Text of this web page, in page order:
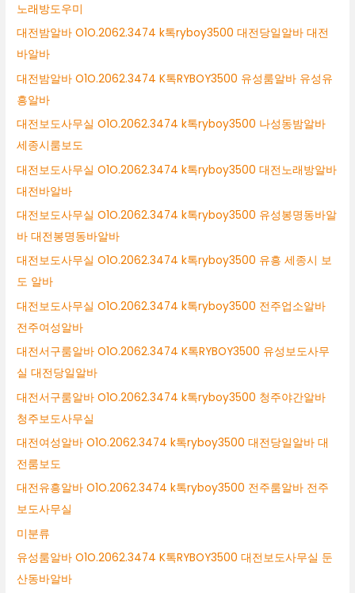
노래방도우미
대전밤알바 O1O.2062.3474 k톡ryboy3500 대전당일알바 대전
바알바
대전밤알바 O1O.2062.3474 K톡RYBOY3500 유성룸알바 유성유
흥알바
대전보도사무실 O1O.2062.3474 k톡ryboy3500 나성동밤알바
세종시룸보도
대전보도사무실 O1O.2062.3474 k톡ryboy3500 대전노래방알바
대전바알바
대전보도사무실 O1O.2062.3474 k톡ryboy3500 유성봉명동바알
바 대전봉명동바알바
대전보도사무실 O1O.2062.3474 k톡ryboy3500 유흥 세종시 보
도 알바
대전보도사무실 O1O.2062.3474 k톡ryboy3500 전주업소알바
전주여성알바
대전서구룸알바 O1O.2062.3474 K톡RYBOY3500 유성보도사무
실 대전당일알바
대전서구룸알바 O1O.2062.3474 k톡ryboy3500 청주야간알바
청주보도사무실
대전여성알바 O1O.2062.3474 k톡ryboy3500 대전당일알바 대
전룸보도
대전유흥알바 O1O.2062.3474 k톡ryboy3500 전주룸알바 전주
보도사무실
미분류
유성룸알바 O1O.2062.3474 K톡RYBOY3500 대전보도사무실 둔
산동바알바